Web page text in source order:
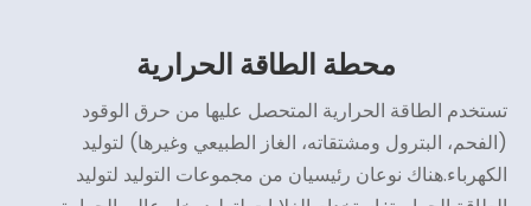
محطة الطاقة الحرارية
تستخدم الطاقة الحرارية المتحصل عليها من حرق الوقود
(الفحم، البترول ومشتقاته، الغاز الطبيعي وغيرها) لتوليد
الكهرباء.هناك نوعان رئيسيان من مجموعات التوليد لتوليد